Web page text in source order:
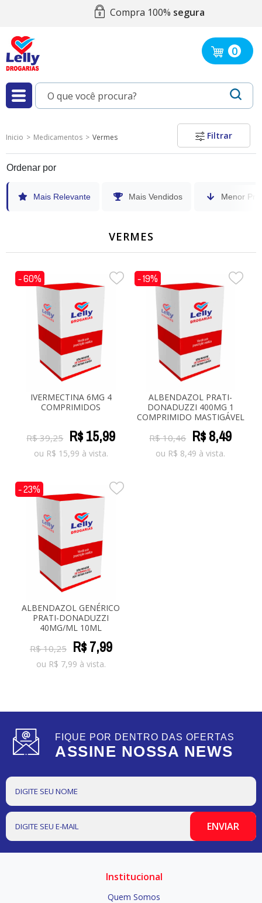
Compra 100%segura
0
Filtrar
Inicio Medicamentos Vermes
Ordenar por
Mais Relevante Mais Vendidos Menor
VERMES
- 60%
IVERMECTINA 6MG 4
COMPRIMIDOS
R$39,25 R$15,99
ou R$ 15,99 à vista.
- 19%
ALBENDAZOL PRATI-
DONADUZZI 400MG 1
COMPRIMIDO MASTIGÁVEL
R$10,46 R$8,49
ou R$ 8,49 à vista.
- 23%
ALBENDAZOL GENÉRICO
PRATI-DONADUZZI
40MG/ML 10ML
R$10,25 R$7,99
ou R$ 7,99 à vista.
FIQUE POR DENTRO DAS OFERTAS
ASSINE NOSSA NEWS
Institucional
Quem Somos